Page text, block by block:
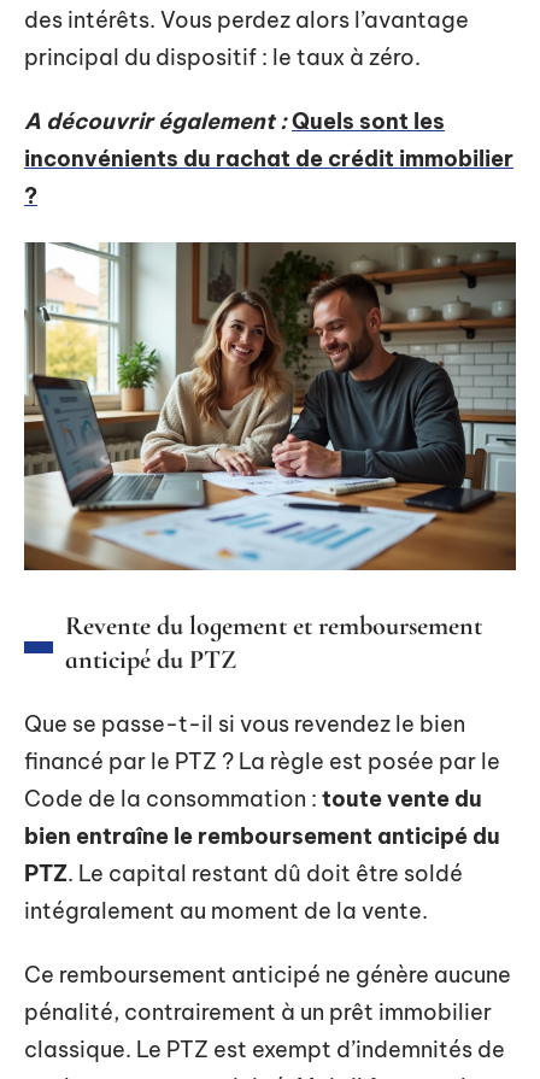
des intérêts. Vous perdez alors l’avantage
principal du dispositif : le taux à zéro.
A découvrir également :Quels sont les
inconvénients du rachat de crédit immobilier
?
Revente du logement et remboursement
anticipé du PTZ
Que se passe-t-il si vous revendez le bien
financé par le PTZ ? La règle est posée par le
Code de la consommation : toute vente du
bien entraîne le remboursement anticipé du
PTZ. Le capital restant dû doit être soldé
intégralement au moment de la vente.
Ce remboursement anticipé ne génère aucune
pénalité, contrairement à un prêt immobilier
classique. Le PTZ est exempt d’indemnités de